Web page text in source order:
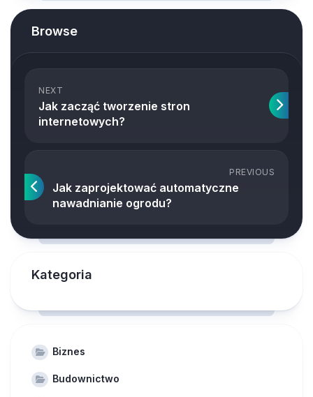
Browse
NEXT
Jak zacząć tworzenie stron
internetowych?
PREVIOUS
Jak zaprojektować automatyczne
nawadnianie ogrodu?
Kategoria
Biznes
Budownictwo